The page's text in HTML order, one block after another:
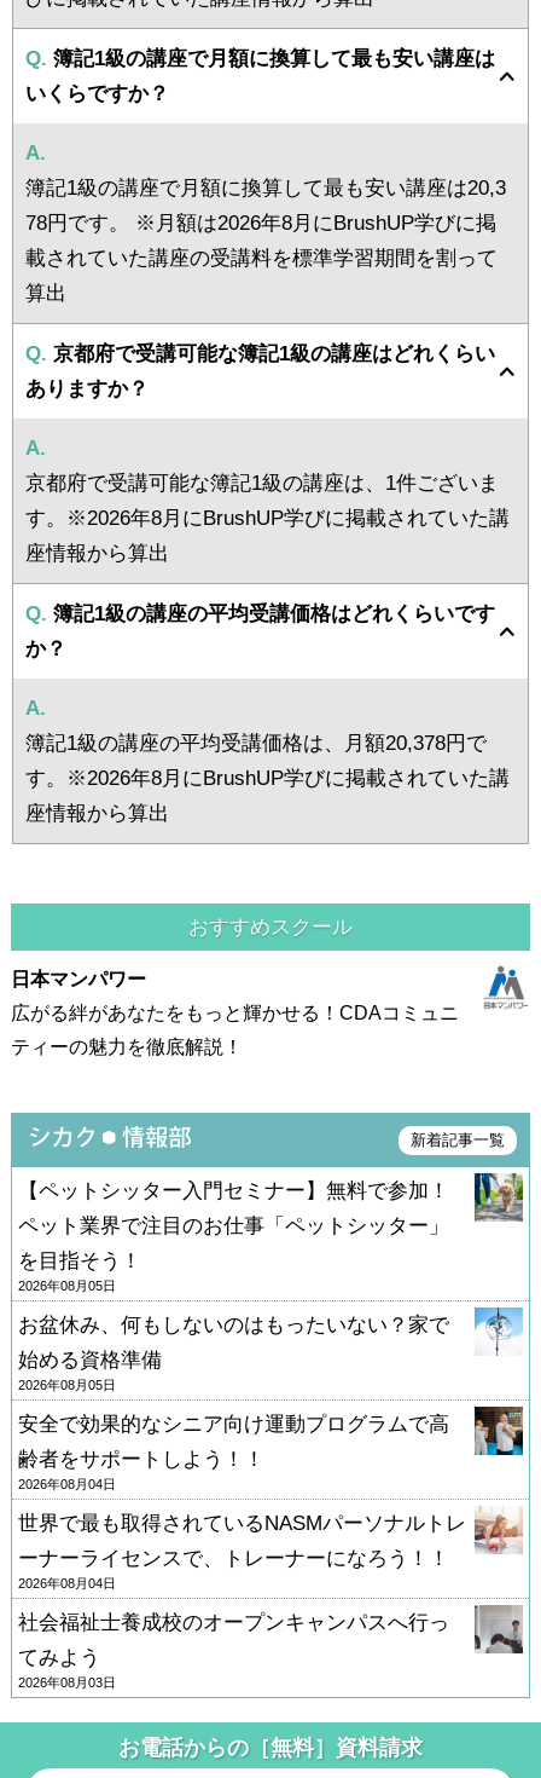
Q. 簿記1級の講座で月額に換算して最も安い講座は
いくらですか？
A.
簿記1級の講座で月額に換算して最も安い講座は20,3
78円です。 ※月額は2026年8月にBrushUP学びに掲
載されていた講座の受講料を標準学習期間を割って
算出
Q. 京都府で受講可能な簿記1級の講座はどれくらい
ありますか？
A.
京都府で受講可能な簿記1級の講座は、1件ございま
す。※2026年8月にBrushUP学びに掲載されていた講
座情報から算出
Q. 簿記1級の講座の平均受講価格はどれくらいです
か？
A.
簿記1級の講座の平均受講価格は、月額20,378円で
す。※2026年8月にBrushUP学びに掲載されていた講
座情報から算出
おすすめスクール
日本マンパワー
広がる絆があなたをもっと輝かせる！CDAコミュニ
ティーの魅力を徹底解説！
新着記事一覧
【ペットシッター入門セミナー】無料で参加！
ペット業界で注目のお仕事「ペットシッター」
を目指そう！
2026年08月05日
お盆休み、何もしないのはもったいない？家で
始める資格準備
2026年08月05日
安全で効果的なシニア向け運動プログラムで高
齢者をサポートしよう！！
2026年08月04日
世界で最も取得されているNASMパーソナルトレ
ーナーライセンスで、トレーナーになろう！！
2026年08月04日
社会福祉士養成校のオープンキャンパスへ行っ
てみよう
2026年08月03日
お電話からの［無料］資料請求